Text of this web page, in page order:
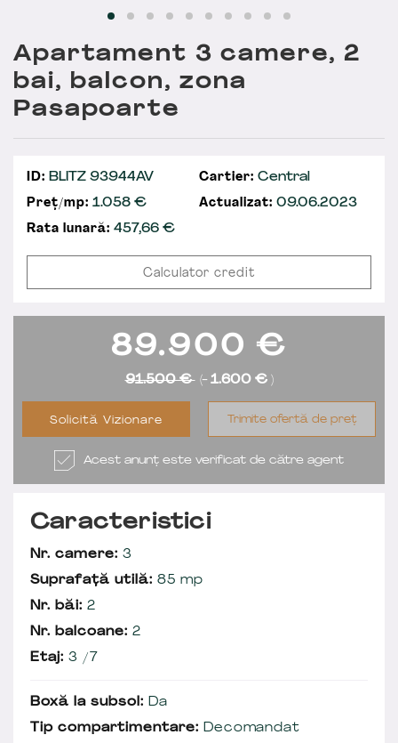
Apartament 3 camere, 2
bai, balcon, zona
Pasapoarte
ID: BLITZ 93944AV Cartier: Central
Preț/mp: 1.058 € Actualizat: 09.06.2023
Rata lunară: 457,66€
Calculator credit
89.900 €
91.500 € (- 1.600 €)
Solicită Vizionare Trimite ofertă de preț
Acest anunț este verificat de către agent
Caracteristici
Nr. camere: 3
Suprafață utilă: 85 mp
Nr. băi: 2
Nr. balcoane: 2
Etaj: 3 /7
Boxă la subsol: Da
Tip compartimentare: Decomandat